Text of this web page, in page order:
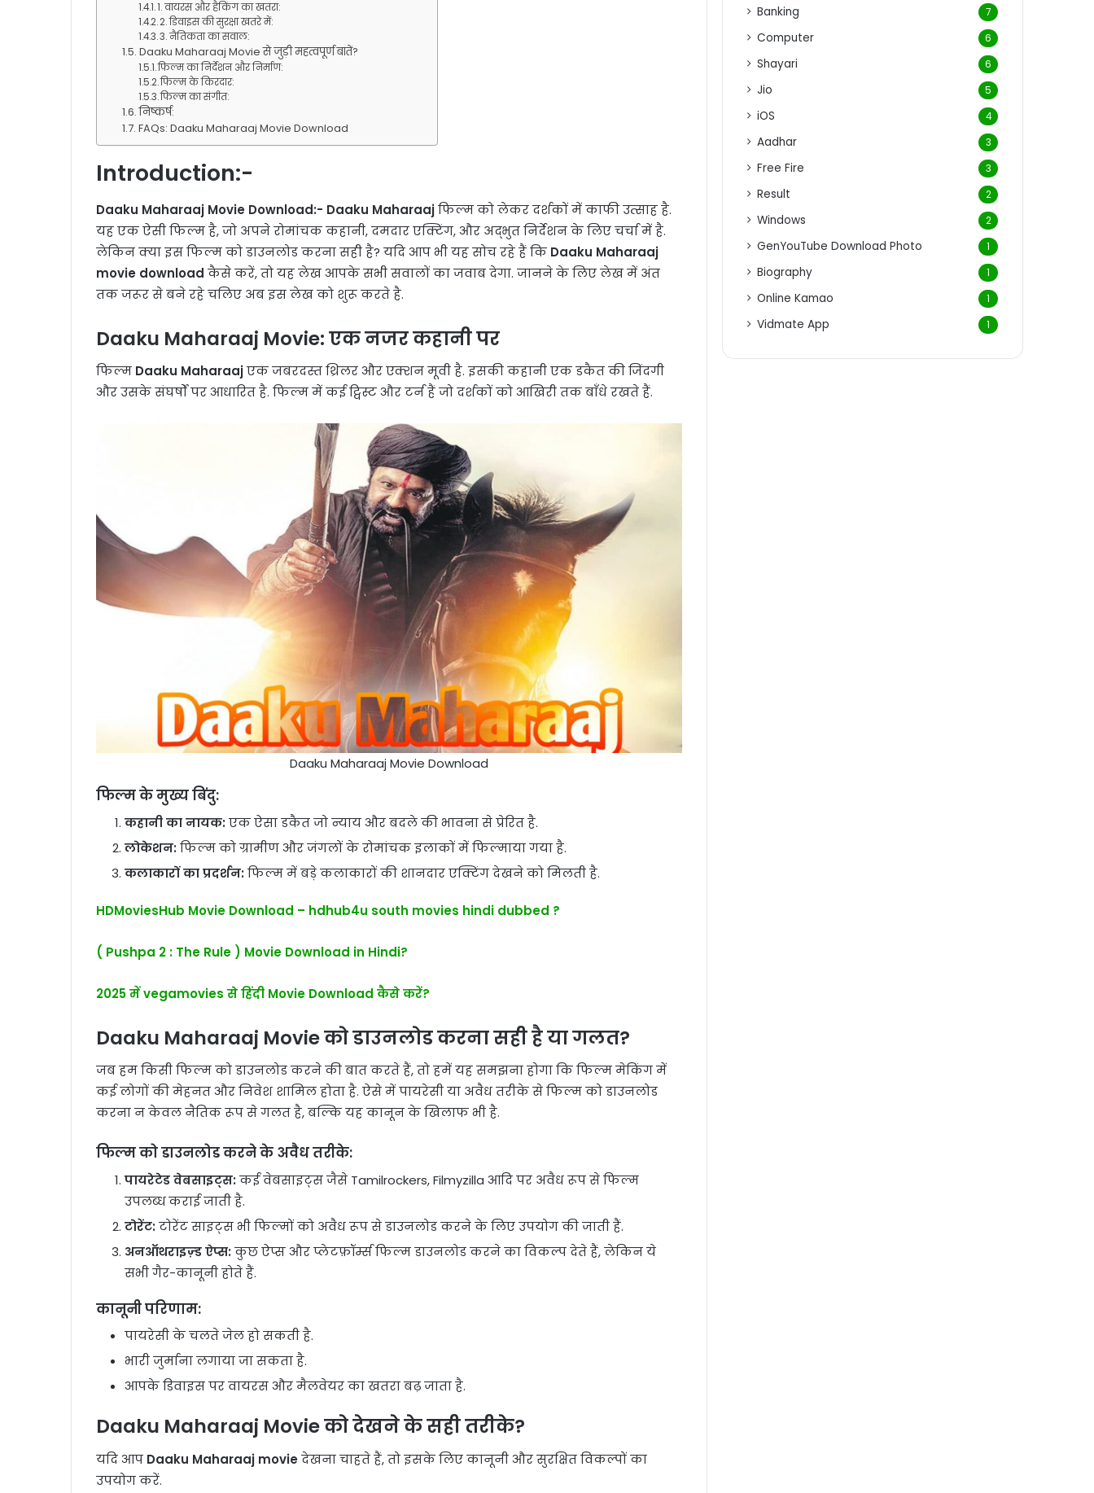
1. वायरस और हैकिंग का खतरा:
2. डिवाइस की सुरक्षा खतरे में:
3. नैतिकता का सवाल:
Daaku Maharaaj Movie से जुड़ी महत्वपूर्ण बातें?
फिल्म का निर्देशन और निर्माण:
फिल्म के किरदार:
फिल्म का संगीत:
निष्कर्ष:
FAQs: Daaku Maharaaj Movie Download
Introduction:-
Daaku Maharaaj Movie Download:- Daaku Maharaajफिल्म को लेकर दर्शकों में काफी उत्साह है.
यह एक ऐसी फिल्म है, जो अपने रोमांचक कहानी, दमदार एक्टिंग, और अद्भुत निर्देशन के लिए चर्चा में है.
लेकिन क्या इस फिल्म को डाउनलोड करना सही है? यदि आप भी यह सोच रहे हैं कि Daaku Maharaaj
movie download कैसे करें, तो यह लेख आपके सभी सवालों का जवाब देगा. जानने के लिए लेख में अंत
तक जरूर से बने रहे चलिए अब इस लेख को शुरू करते है.
Daaku Maharaaj Movie: एक नजर कहानी पर
फिल्म Daaku Maharaajएक जबरदस्त थ्रिलर और एक्शन मूवी है. इसकी कहानी एक डकैत की जिंदगी
और उसके संघर्षों पर आधारित है. फिल्म में कई ट्विस्ट और टर्न हैं जो दर्शकों को आखिरी तक बाँधे रखते हैं.
Daaku Maharaaj Movie Download
फिल्म के मुख्य बिंदु:
कहानी का नायक: एक ऐसा डकैत जो न्याय और बदले की भावना से प्रेरित है.
लोकेशन: फिल्म को ग्रामीण और जंगलों के रोमांचक इलाकों में फिल्माया गया है.
कलाकारों का प्रदर्शन: फिल्म में बड़े कलाकारों की शानदार एक्टिंग देखने को मिलती है.
HDMoviesHub Movie Download – hdhub4u south movies hindi dubbed ?
( Pushpa 2 : The Rule ) Movie Download in Hindi?
2025 में vegamovies से हिंदी Movie Download कैसे करें?
Daaku Maharaaj Movie को डाउनलोड करना सही है या गलत?
जब हम किसी फिल्म को डाउनलोड करने की बात करते हैं, तो हमें यह समझना होगा कि फिल्म मेकिंग में
कई लोगों की मेहनत और निवेश शामिल होता है. ऐसे में पायरेसी या अवैध तरीके से फिल्म को डाउनलोड
करना न केवल नैतिक रूप से गलत है, बल्कि यह कानून के खिलाफ भी है.
फिल्म को डाउनलोड करने के अवैध तरीके:
पायरेटेड वेबसाइट्स: कई वेबसाइट्स जैसे Tamilrockers, Filmyzilla आदि पर अवैध रूप से फिल्म
उपलब्ध कराई जाती है.
टोरेंट: टोरेंट साइट्स भी फिल्मों को अवैध रूप से डाउनलोड करने के लिए उपयोग की जाती हैं.
अनऑथराइज़्ड ऐप्स: कुछ ऐप्स और प्लेटफ़ॉर्म्स फिल्म डाउनलोड करने का विकल्प देते हैं, लेकिन ये
सभी गैर-कानूनी होते हैं.
कानूनी परिणाम:
पायरेसी के चलते जेल हो सकती है.
भारी जुर्माना लगाया जा सकता है.
आपके डिवाइस पर वायरस और मैलवेयर का खतरा बढ़ जाता है.
Daaku Maharaaj Movie को देखने के सही तरीके?
यदि आप Daaku Maharaaj movieदेखना चाहते हैं, तो इसके लिए कानूनी और सुरक्षित विकल्पों का
उपयोग करें.
Banking 7
Computer 6
Shayari 6
Jio 5
iOS 4
Aadhar 3
Free Fire 3
Result 2
Windows 2
GenYouTube Download Photo 1
Biography 1
Online Kamao 1
Vidmate App 1